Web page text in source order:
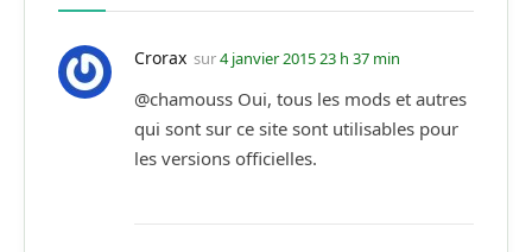
Crorax sur4 janvier 2015 23 h 37 min
@chamouss Oui, tous les mods et autres
qui sont sur ce site sont utilisables pour
les versions officielles.